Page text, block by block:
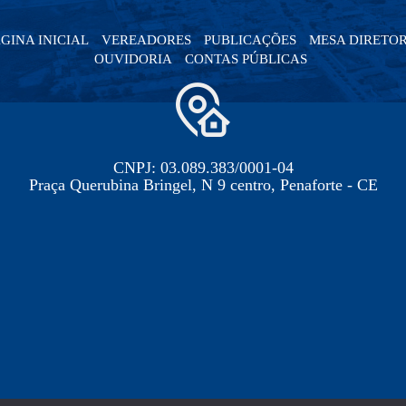
INICIAL VEREADORES PUBLICAÇÕES
MESA
OUVIDORIA
CONTAS PÚBLICAS
CNPJ: 03.089.383/0001-04
Praça Querubina Bringel, N 9 centro, Penaforte - CE